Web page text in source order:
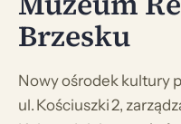
Brzesku
Nowy ośrodek kultury
ul. Kościuszki 2,